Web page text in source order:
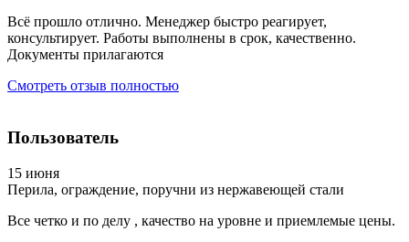
Всё прошло отлично. Менеджер быстро реагирует,
консультирует. Работы выполнены в срок, качественно.
Документы прилагаются
Смотреть отзыв полностью
Пользователь
15 июня
Перила, ограждение, поручни из нержавеющей стали
Все четко и по делу , качество на уровне и приемлемые цены.